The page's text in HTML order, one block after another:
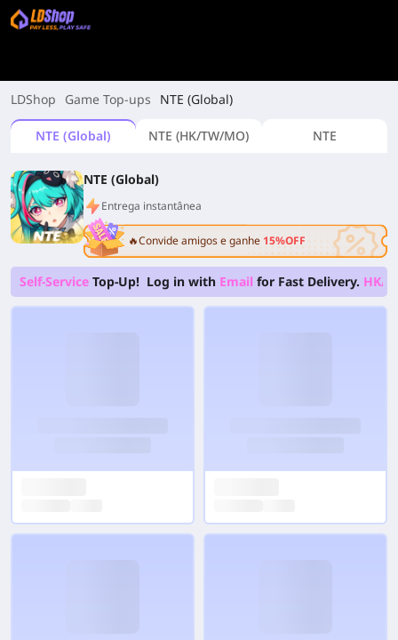
LDShop Game Top-ups NTE (Global)
NTE (Global) NTE (HK/TW/MO) NTE
NTE (Global)
Entrega instantânea
🔥Convide amigos e ganhe 15%OFF
Self-Service Top-Up! Log in with Email for Fast Delivery. HK/